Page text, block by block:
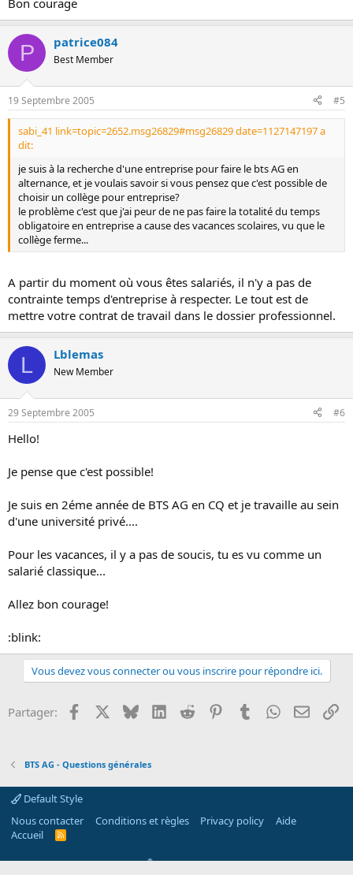
Bon courage
P patrice084
Best Member
19 Septembre 2005 #5
sabi_41 link=topic=2652.msg26829#msg26829 date=1127147197 a
dit:
je suis à la recherche d'une entreprise pour faire le bts AG en
alternance, et je voulais savoir si vous pensez que c'est possible de
choisir un collège pour entreprise?
le problème c'est que j'ai peur de ne pas faire la totalité du temps
obligatoire en entreprise a cause des vacances scolaires, vu que le
collège ferme...
A partir du moment où vous êtes salariés, il n'y a pas de
contrainte temps d'entreprise à respecter. Le tout est de
mettre votre contrat de travail dans le dossier professionnel.
L Lblemas
New Member
29 Septembre 2005 #6
Hello!
Je pense que c'est possible!
Je suis en 2éme année de BTS AG en CQ et je travaille au sein
d'une université privé....
Pour les vacances, il y a pas de soucis, tu es vu comme un
salarié classique...
Allez bon courage!
:blink:
Vous devez vous connecter ou vous inscrire pour répondre ici.
Partager: Facebook BlueskyLinkedInReddit PinterestTumblrWhatsApp
Email
BTS AG - Questions générales
Default Style
Nous contacter
Conditions et règles Privacy policy
Aide
Accueil
R
Community platform by XenForo® © 2010-2026 XenForo Ltd.